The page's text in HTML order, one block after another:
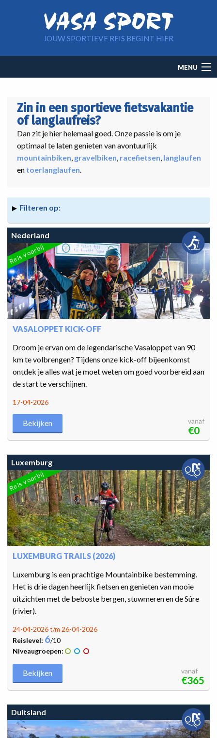
JOUW SPORTIEVE REIS BEGINT HIER
navigation
MENU
Zin in een sportieve fietsvakantie
of langlaufreis?
Dan zit je hier helemaal goed. Onze passie is om je
optimaal te laten genieten van avontuurlijk
mountainbiken, gravelbiken, racefietsen, langlaufen
en toerlanglaufen.
Filteren op:
Nederland
Reis voorbij
VASALOPPET KICK-OFF
Droom je ervan om de legendarische Vasaloppet van 90
km te volbrengen? Tijdens onze kick-off bijeenkomst
ontdek je alles wat je moet weten om goed voorbereid aan
de start te verschijnen.
17-04-2026
Bekijken vanaf
€0
Luxemburg
Reis voorbij
LUXEMBURG TRAILS (2026)
Luxemburg is een prachtige Mountainbike bestemming.
Het is drie dagen heerlijk fietsen en genieten van mooie
uitzichten met de beboste bergen, stuwmeren en de Sûre
(rivier).
24-04-2026 t/m 26-04-2026
Reislevel: 6/10
Niveaugroepen:
Bekijken vanaf
€365
Duitsland